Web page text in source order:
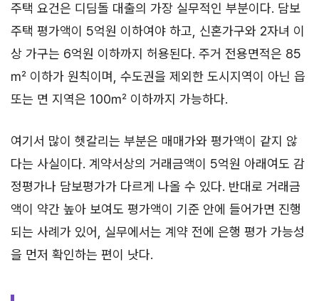
주택 요건은 디딤돌 대출의 가장 실무적인 부분이다. 담보
주택 평가액이 5억원 이하여야 하고, 신혼가구와 2자녀 이
상 가구는 6억원 이하까지 허용된다. 주거 전용면적은 85
㎡ 이하가 원칙이며, 수도권을 제외한 도시지역이 아닌 읍
또는 면 지역은 100㎡ 이하까지 가능하다.
여기서 많이 헷갈리는 부분은 매매가와 평가액이 같지 않
다는 사실이다. 계약서상의 거래금액이 5억원 아래여도 감
정평가나 담보평가가 다르게 나올 수 있다. 반대로 거래금
액이 약간 높아 보여도 평가액이 기준 안에 들어가면 진행
되는 사례가 있어, 실무에서는 계약 전에 은행 평가 가능성
을 먼저 확인하는 편이 낫다.